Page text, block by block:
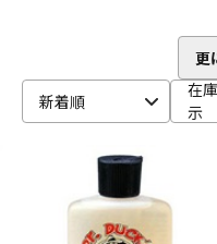
ベース
ドラム
更
新着順
在
示